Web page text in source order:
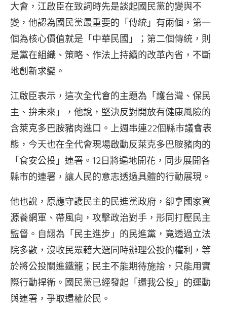
大會，江啟臣在致詞時先是談起國民黨的變與不
變，他認為國民黨最重要的「傳統」有兩個，第一
個為核心價值就是「中華民國」；第二個傳統，則
是黨在組織、策略、作法上持續的改革內省，不斷
地創新求變。
江啟臣表示，這次全代會的主題為「護台灣、保民
主、拚未來」，他說，堅決反對開放有健康風險的
含萊克多巴胺豬肉進口。上週串連22個縣市議會表
態，今天也在全代會現場啟動反萊克多巴胺豬肉的
「食安公投」連署。12日將遍地開花，同步展開各
縣市的連署，讓人民的意志透過具體的行動展現。
他也說，原應守護民主的民進黨政府，卻拿國家資
源養網軍、帶風向，攻擊政治對手，形同打壓民主
監督。自詡為「民主進步」的民進黨，竟透過立法
院多數，沒收民眾藉大選同時辦理公投的權利，等
於將公投關進鐵籠；民主不能期待施捨，只能用實
際行動捍衛。國民黨已經發起「還我公投」的運動
與連署，爭取還權於民。